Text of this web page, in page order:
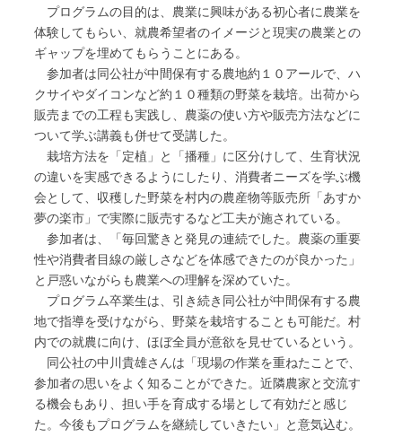
プログラムの目的は、農業に興味がある初心者に農業を
体験してもらい、就農希望者のイメージと現実の農業との
ギャップを埋めてもらうことにある。
参加者は同公社が中間保有する農地約１０アールで、ハ
クサイやダイコンなど約１０種類の野菜を栽培。出荷から
販売までの工程も実践し、農薬の使い方や販売方法などに
ついて学ぶ講義も併せて受講した。
栽培方法を「定植」と「播種」に区分けして、生育状況
の違いを実感できるようにしたり、消費者ニーズを学ぶ機
会として、収穫した野菜を村内の農産物等販売所「あすか
夢の楽市」で実際に販売するなど工夫が施されている。
参加者は、「毎回驚きと発見の連続でした。農薬の重要
性や消費者目線の厳しさなどを体感できたのが良かった」
と戸惑いながらも農業への理解を深めていた。
プログラム卒業生は、引き続き同公社が中間保有する農
地で指導を受けながら、野菜を栽培することも可能だ。村
内での就農に向け、ほぼ全員が意欲を見せているという。
同公社の中川貴雄さんは「現場の作業を重ねたことで、
参加者の思いをよく知ることができた。近隣農家と交流す
る機会もあり、担い手を育成する場として有効だと感じ
た。今後もプログラムを継続していきたい」と意気込む。